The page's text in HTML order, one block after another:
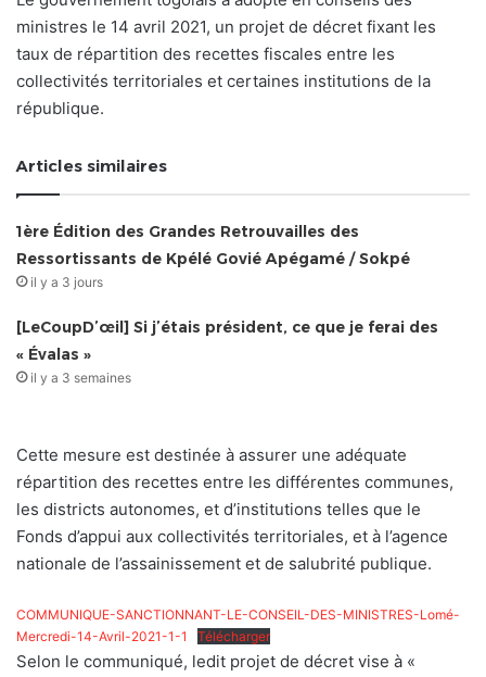
ministres le 14 avril 2021, un projet de décret fixant les
taux de répartition des recettes fiscales entre les
collectivités territoriales et certaines institutions de la
république.
Articles similaires
1ère Édition des Grandes Retrouvailles des
Ressortissants de Kpélé Govié Apégamé / Sokpé
il y a 3 jours
[LeCoupD’œil] Si j’étais président, ce que je ferai des
« Évalas »
il y a 3 semaines
Cette mesure est destinée à assurer une adéquate
répartition des recettes entre les différentes communes,
les districts autonomes, et d’institutions telles que le
Fonds d’appui aux collectivités territoriales, et à l’agence
nationale de l’assainissement et de salubrité publique.
COMMUNIQUE-SANCTIONNANT-LE-CONSEIL-DES-MINISTRES-Lomé-
Mercredi-14-Avril-2021-1-1
Télécharger
Selon le communiqué, ledit projet de décret vise à «